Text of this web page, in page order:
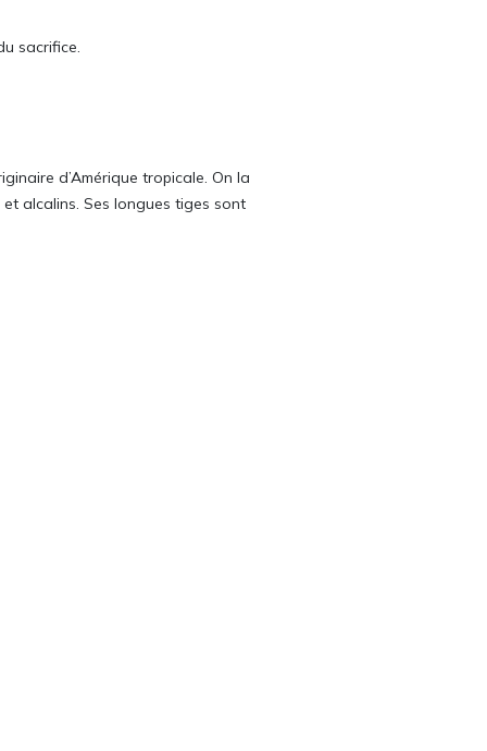
sacrifice.
d’Amérique tropicale. On la
alcalins. Ses longues tiges sont